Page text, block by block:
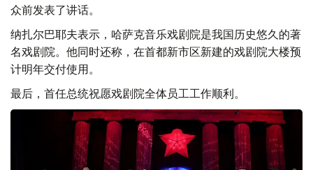
众前发表了讲话。
纳扎尔巴耶夫表示，哈萨克音乐戏剧院是我国历史悠久的著
名戏剧院。他同时还称，在首都新市区新建的戏剧院大楼预
计明年交付使用。
最后，首任总统祝愿戏剧院全体员工工作顺利。